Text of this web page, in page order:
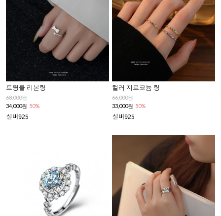
트윙클 리본링
68,000원
34,000원 50%
컬러 지르코늄 링
66,000원
33,000원 50%